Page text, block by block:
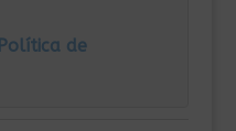
Política de